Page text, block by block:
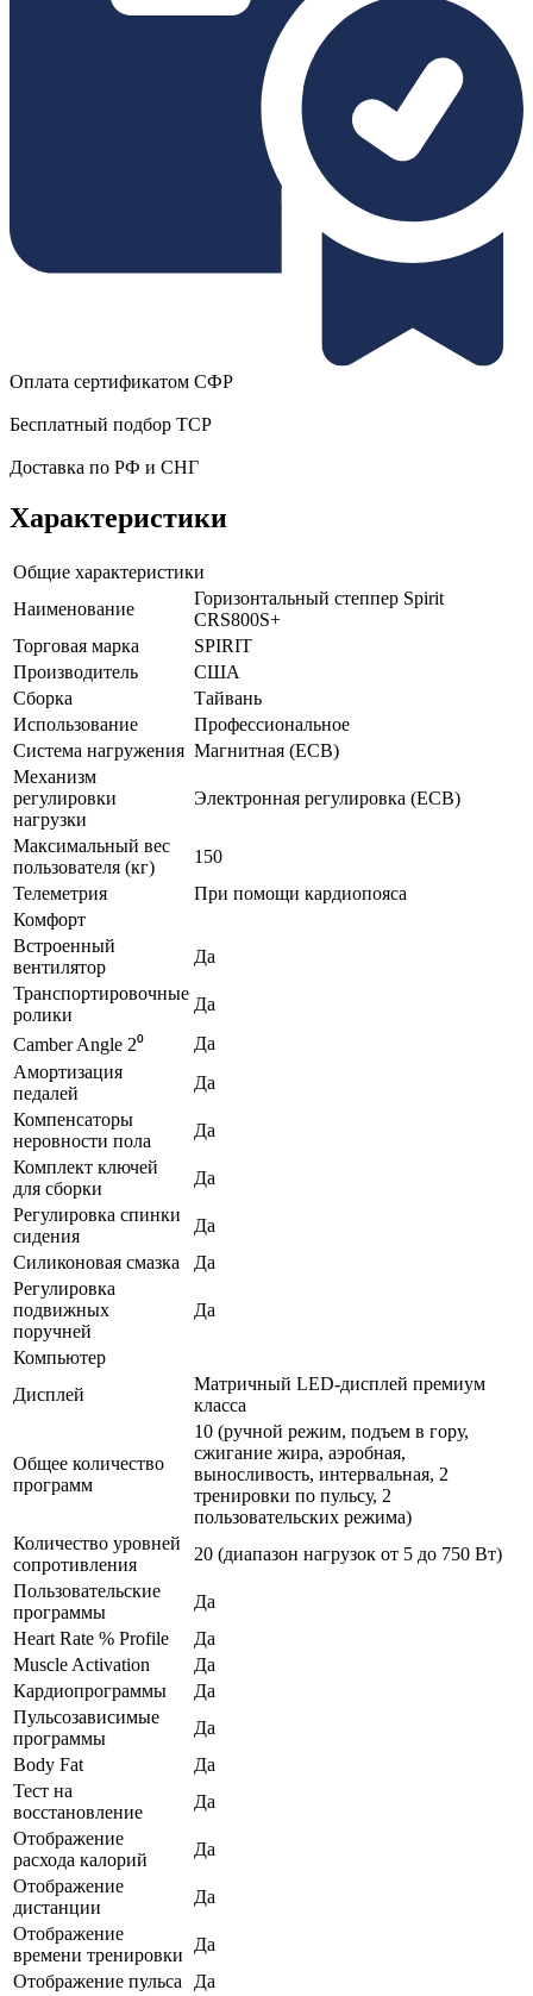
Оплата сертификатом СФР
Бесплатный подбор ТСР
Доставка по РФ и СНГ
Характеристики
Общие характеристики
Наименование
Горизонтальный степпер Spirit
CRS800S+
Торговая марка
SPIRIT
Производитель
США
Сборка
Тайвань
Использование
Профессиональное
Система нагружения Магнитная (ECB)
Механизм
регулировки
нагрузки
Электронная регулировка (ECB)
Максимальный вес
пользователя (кг)
150
Телеметрия
При помощи кардиопояса
Комфорт
Встроенный
вентилятор
Да
Транспортировочные
ролики
Да
Camber Angle 2⁰
Да
Амортизация
педалей
Да
Компенсаторы
неровности пола
Да
Комплект ключей
для сборки
Да
Регулировка спинки
сидения
Да
Силиконовая смазка
Да
Регулировка
подвижных
поручней
Да
Компьютер
Дисплей
Матричный LED-дисплей премиум
класса
Общее количество
программ
10 (ручной режим, подъем в гору,
сжигание жира, аэробная,
выносливость, интервальная, 2
тренировки по пульсу, 2
пользовательских режима)
Количество уровней
сопротивления
20 (диапазон нагрузок от 5 до 750 Вт)
Пользовательские
программы
Да
Heart Rate % Profile
Да
Muscle Activation
Да
Кардиопрограммы
Да
Пульсозависимые
программы
Да
Body Fat
Да
Тест на
восстановление
Да
Отображение
расхода калорий
Да
Отображение
дистанции
Да
Отображение
времени тренировки
Да
Отображение пульса
Да